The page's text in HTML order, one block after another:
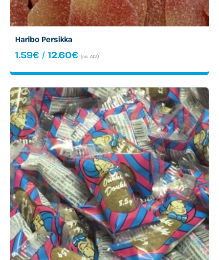
Haribo Persikka
1.59€ / 12.60€Hintaluokka:
-
(sis. ALV)